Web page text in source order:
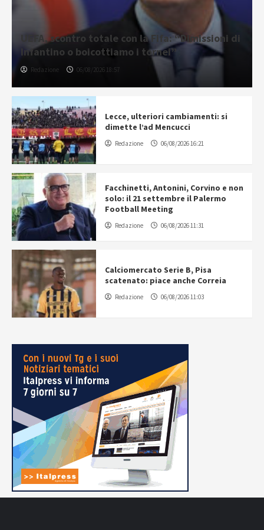
UEFA, scontro totale con la Fifa: “Dimissioni di
Infantino o boicottiamo i tornei”
Redazione 06/08/2026 18:57
Lecce, ulteriori cambiamenti: si
dimette l’ad Mencucci
Redazione 06/08/2026 16:21
Facchinetti, Antonini, Corvino e non
solo: il 21 settembre il Palermo
Football Meeting
Redazione 06/08/2026 11:31
Calciomercato Serie B, Pisa
scatenato: piace anche Correia
Redazione 06/08/2026 11:03